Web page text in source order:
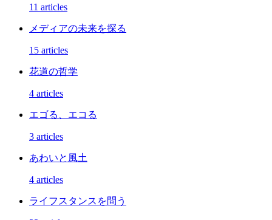
11 articles
メディアの未来を探る
15 articles
花道の哲学
4 articles
エゴる、エコる
3 articles
あわいと風土
4 articles
ライフスタンスを問う